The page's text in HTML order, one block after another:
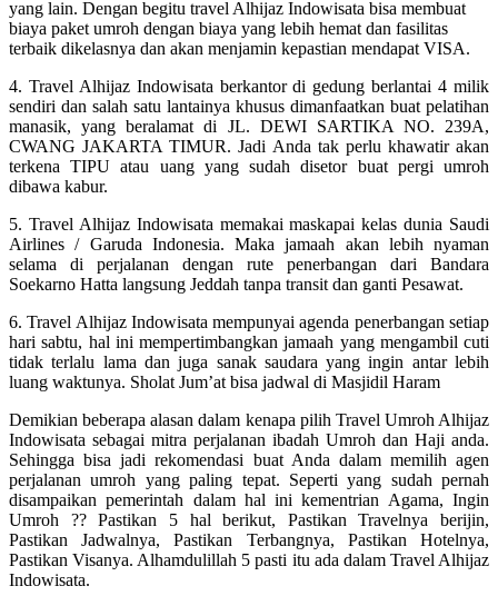
yang lain. Dengan begitu travel Alhijaz Indowisata bisa membuat
biaya paket umroh dengan biaya yang lebih hemat dan fasilitas
terbaik dikelasnya dan akan menjamin kepastian mendapat VISA.
4. Travel Alhijaz Indowisata berkantor di gedung berlantai 4 milik
sendiri dan salah satu lantainya khusus dimanfaatkan buat pelatihan
manasik, yang beralamat di JL. DEWI SARTIKA NO. 239A,
CWANG JAKARTA TIMUR. Jadi Anda tak perlu khawatir akan
terkena TIPU atau uang yang sudah disetor buat pergi umroh
dibawa kabur.
5. Travel Alhijaz Indowisata memakai maskapai kelas dunia Saudi
Airlines / Garuda Indonesia. Maka jamaah akan lebih nyaman
selama di perjalanan dengan rute penerbangan dari Bandara
Soekarno Hatta langsung Jeddah tanpa transit dan ganti Pesawat.
6. Travel Alhijaz Indowisata mempunyai agenda penerbangan setiap
hari sabtu, hal ini mempertimbangkan jamaah yang mengambil cuti
tidak terlalu lama dan juga sanak saudara yang ingin antar lebih
luang waktunya. Sholat Jum’at bisa jadwal di Masjidil Haram
Demikian beberapa alasan dalam kenapa pilih Travel Umroh Alhijaz
Indowisata sebagai mitra perjalanan ibadah Umroh dan Haji anda.
Sehingga bisa jadi rekomendasi buat Anda dalam memilih agen
perjalanan umroh yang paling tepat. Seperti yang sudah pernah
disampaikan pemerintah dalam hal ini kementrian Agama, Ingin
Umroh ?? Pastikan 5 hal berikut, Pastikan Travelnya berijin,
Pastikan Jadwalnya, Pastikan Terbangnya, Pastikan Hotelnya,
Pastikan Visanya. Alhamdulillah 5 pasti itu ada dalam Travel Alhijaz
Indowisata.